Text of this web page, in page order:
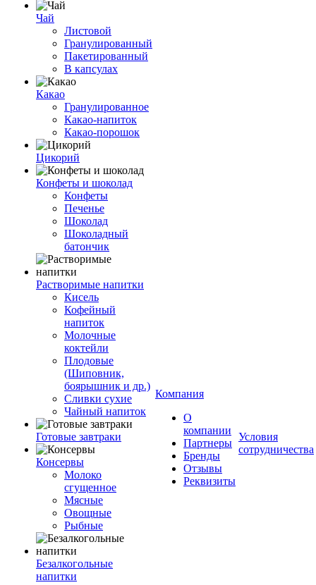
Чай
Листовой
Гранулированный
Пакетированный
В капсулах
Какао
Гранулированное
Какао-напиток
Какао-порошок
Цикорий
Конфеты и шоколад
Конфеты
Печенье
Шоколад
Шоколадный
батончик
Растворимые напитки
Кисель
Кофейный
напиток
Молочные
коктейли
Плодовые
(Шиповник,
боярышник и др.)
Сливки сухие
Чайный напиток
Готовые завтраки
Консервы
Молоко
сгущенное
Мясные
Овощные
Рыбные
Безалкогольные
напитки
Компания
О
компании
Партнеры
Бренды
Отзывы
Реквизиты
Условия
сотрудничества